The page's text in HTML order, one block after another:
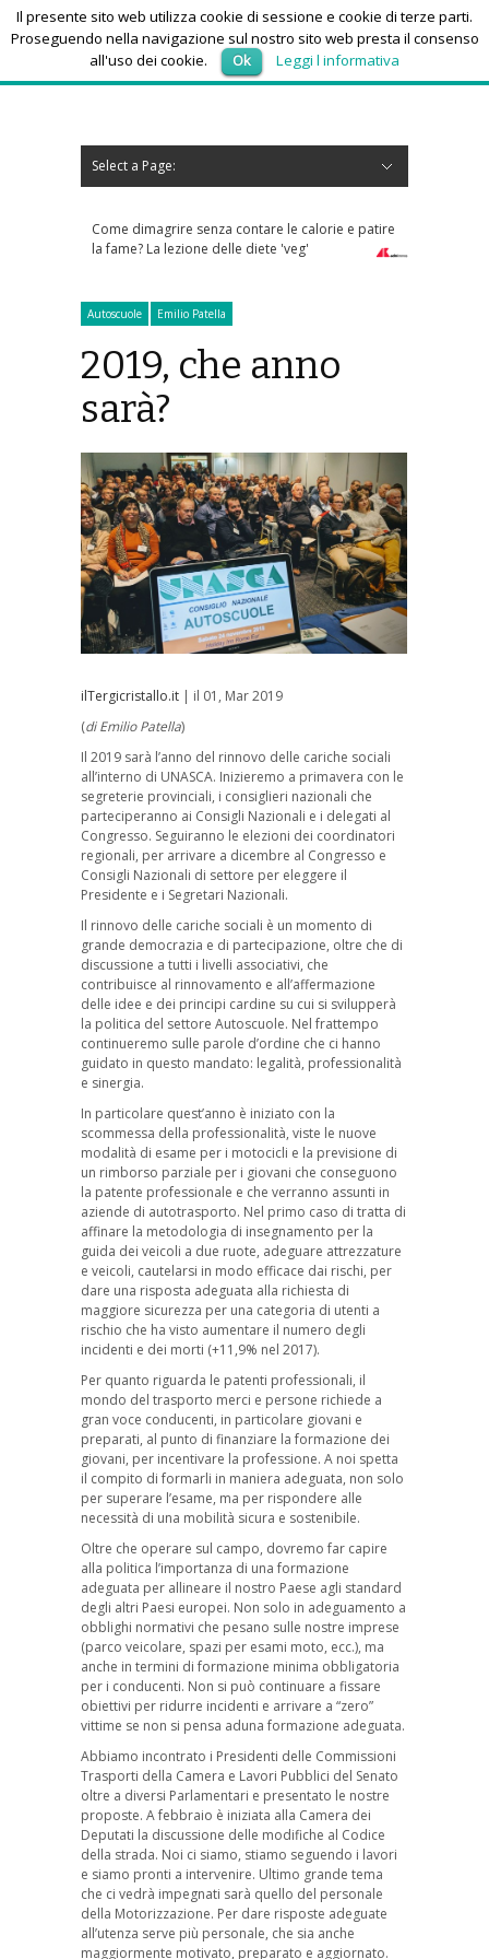
sabato 8, Agosto 2026
Select a Page:
le calorie e patire
Sos anziani per truffe telefoniche? Arriva l'app
che risponde ai numeri sconosciuti
Autoscuole Emilio Patella
2019, che anno
sarà?
ilTergicristallo.it | il 01, Mar 2019
(di Emilio Patella)
Il 2019 sarà l’anno del rinnovo delle cariche sociali
all’interno di UNASCA. Inizieremo a primavera con le
segreterie provinciali, i consiglieri nazionali che
parteciperanno ai Consigli Nazionali e i delegati al
Congresso. Seguiranno le elezioni dei coordinatori
regionali, per arrivare a dicembre al Congresso e
Consigli Nazionali di settore per eleggere il
Presidente e i Segretari Nazionali.
Il rinnovo delle cariche sociali è un momento di
grande democrazia e di partecipazione, oltre che di
discussione a tutti i livelli associativi, che
contribuisce al rinnovamento e all’affermazione
delle idee e dei principi cardine su cui si svilupperà
la politica del settore Autoscuole. Nel frattempo
continueremo sulle parole d’ordine che ci hanno
guidato in questo mandato: legalità, professionalità
e sinergia.
In particolare quest’anno è iniziato con la
scommessa della professionalità, viste le nuove
modalità di esame per i motocicli e la previsione di
un rimborso parziale per i giovani che conseguono
la patente professionale e che verranno assunti in
aziende di autotrasporto. Nel primo caso di tratta di
affinare la metodologia di insegnamento per la
guida dei veicoli a due ruote, adeguare attrezzature
e veicoli, cautelarsi in modo efficace dai rischi, per
dare una risposta adeguata alla richiesta di
maggiore sicurezza per una categoria di utenti a
rischio che ha visto aumentare il numero degli
incidenti e dei morti (+11,9% nel 2017).
Per quanto riguarda le patenti professionali, il
mondo del trasporto merci e persone richiede a
gran voce conducenti, in particolare giovani e
preparati, al punto di finanziare la formazione dei
giovani, per incentivare la professione. A noi spetta
il compito di formarli in maniera adeguata, non solo
per superare l’esame, ma per rispondere alle
necessità di una mobilità sicura e sostenibile.
Oltre che operare sul campo, dovremo far capire
alla politica l’importanza di una formazione
adeguata per allineare il nostro Paese agli standard
degli altri Paesi europei. Non solo in adeguamento a
obblighi normativi che pesano sulle nostre imprese
(parco veicolare, spazi per esami moto, ecc.), ma
anche in termini di formazione minima obbligatoria
per i conducenti. Non si può continuare a fissare
obiettivi per ridurre incidenti e arrivare a “zero”
vittime se non si pensa aduna formazione adeguata.
Abbiamo incontrato i Presidenti delle Commissioni
Trasporti della Camera e Lavori Pubblici del Senato
oltre a diversi Parlamentari e presentato le nostre
proposte. A febbraio è iniziata alla Camera dei
Deputati la discussione delle modifiche al Codice
della strada. Noi ci siamo, stiamo seguendo i lavori
e siamo pronti a intervenire. Ultimo grande tema
che ci vedrà impegnati sarà quello del personale
della Motorizzazione. Per dare risposte adeguate
all’utenza serve più personale, che sia anche
maggiormente motivato, preparato e aggiornato.
Il presente sito web utilizza cookie di sessione e cookie di terze parti.
Proseguendo nella navigazione sul nostro sito web presta il consenso
all'uso dei cookie.
Ok Leggi l informativa